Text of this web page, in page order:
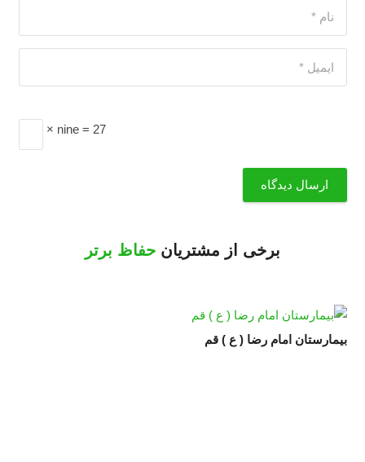
× nine = 27
ارسال دیدگاه
برخی از مشتریان حفاظ برتر
بیمارستان امام رضا ( ع ) قم